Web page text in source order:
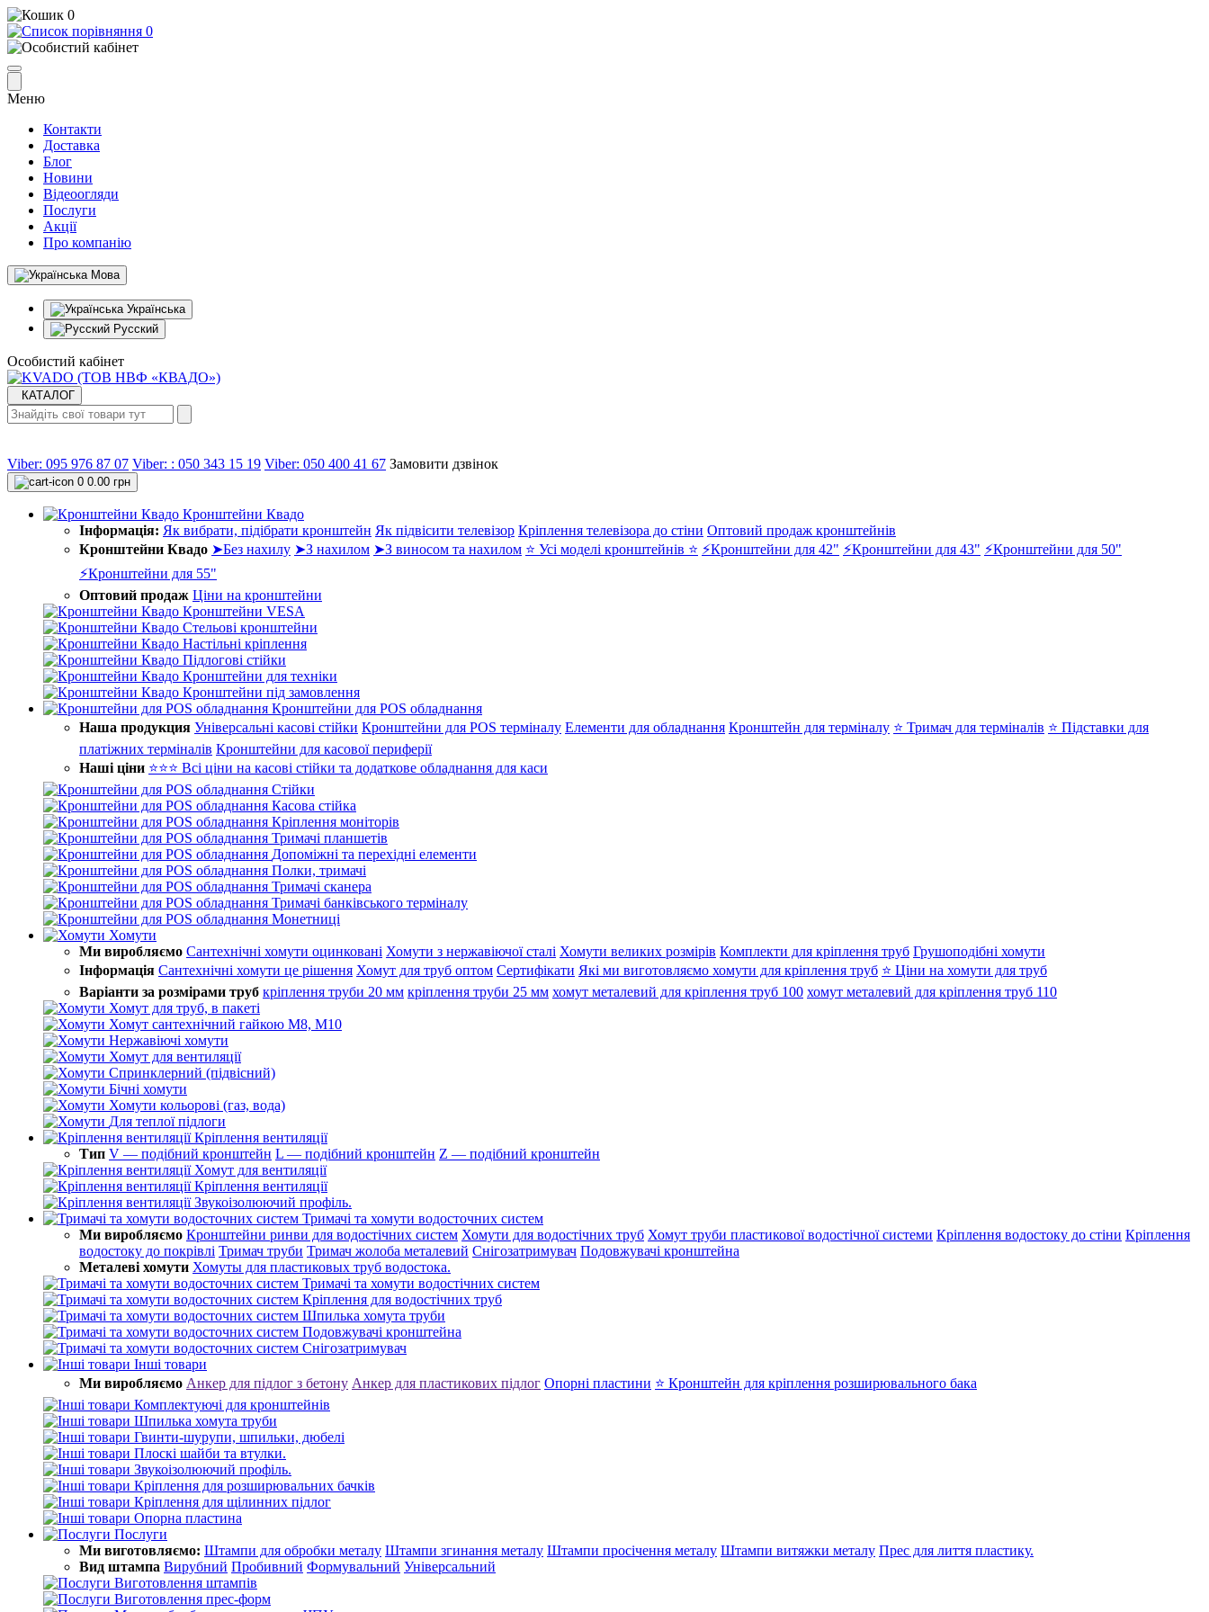
0
0
Меню
Контакти
Доставка
Блог
Новини
Відеоогляди
Послуги
Акції
Про компанію
Мова
Українська
Русский
Особистий кабінет
КАТАЛОГ
Viber: 095 976 87 07 Viber: : 050 343 15 19‬ Viber: 050 400 41 67 Замовити дзвінок
0 0.00 грн
Кронштейни Квадо
Інформація: Як вибрати, підібрати кронштейн Як підвісити телевізор Кріплення телевізора до стіни Оптовий продаж кронштейнів
Кронштейни Квадо ➤Без нахилу ➤З нахилом ➤З виносом та нахилом ⭐ Усі моделі кронштейнів ⭐ ⚡Кронштейни для 42" ⚡Кронштейни для 43" ⚡Кронштейни для 50"
⚡Кронштейни для 55"
Оптовий продаж Ціни на кронштейни
Кронштейни VESA
Стельові кронштейни
Настільні кріплення
Підлогові стійки
Кронштейни для техніки
Кронштейни під замовлення
Кронштейни для POS обладнання
Наша продукция Універсальні касові стійки Кронштейни для POS терміналу Елементи для обладнання Кронштейн для терміналу ⭐ Тримач для терміналів ⭐ Підставки для
платіжних терміналів Кронштейни для касової периферії
Наші ціни ⭐⭐⭐ Всі ціни на касові стійки та додаткове обладнання для каси
Стійки
Касова стійка
Кріплення моніторів
Тримачі планшетів
Допоміжні та перехідні елементи
Полки, тримачі
Тримачі сканера
Тримачі банківського терміналу
Монетниці
Хомути
Ми виробляємо Сантехнічні хомути оцинковані Хомути з нержавіючої сталі Хомути великих розмірів Комплекти для кріплення труб Грушоподібні хомути
Інформація Сантехнічні хомути це рішення Хомут для труб оптом Сертифікати Які ми виготовляємо хомути для кріплення труб ⭐ Ціни на хомути для труб
Варіанти за розмірами труб кріплення труби 20 мм кріплення труби 25 мм хомут металевий для кріплення труб 100 хомут металевий для кріплення труб 110
Хомут для труб, в пакеті
Хомут сантехнічний гайкою М8, М10
Нержавіючі хомути
Хомут для вентиляції
Спринклерний (підвісний)
Бічні хомути
Хомути кольорові (газ, вода)
Для теплої підлоги
Кріплення вентиляції
Тип V — подібний кронштейн L — подібний кронштейн Z — подібний кронштейн
Хомут для вентиляції
Кріплення вентиляції
Звукоізолюючий профіль.
Тримачі та хомути водосточних систем
Ми виробляємо Кронштейни ринви для водостічних систем Хомути для водостічних труб Хомут труби пластикової водостічної системи Кріплення водостоку до стіни Кріплення
водостоку до покрівлі Тримач труби Тримач жолоба металевий Снігозатримувач Подовжувачі кронштейна
Металеві хомути Хомуты для пластиковых труб водостока.
Тримачі та хомути водостічних систем
Кріплення для водостічних труб
Шпилька хомута труби
Подовжувачі кронштейна
Снігозатримувач
Інші товари
Ми виробляємо Анкер для підлог з бетону Анкер для пластикових підлог Опорні пластини ⭐ Кронштейн для кріплення розширювального бака
Комплектуючі для кронштейнів
Шпилька хомута труби
Гвинти-шурупи, шпильки, дюбелі
Плоскі шайби та втулки.
Звукоізолюючий профіль.
Кріплення для розширювальних бачків
Кріплення для щілинних підлог
Опорна пластина
Послуги
Ми виготовляємо: Штампи для обробки металу Штампи згинання металу Штампи просічення металу Штампи витяжки металу Прес для лиття пластику.
Вид штампа Вирубний Пробивний Формувальний Універсальний
Виготовлення штампів
Виготовлення прес-форм